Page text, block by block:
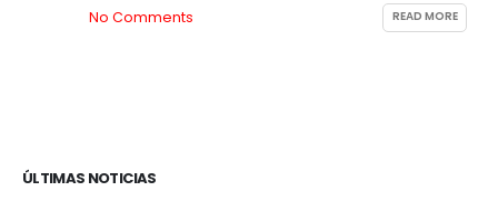
No Comments
READ MORE
ÚLTIMAS NOTICIAS